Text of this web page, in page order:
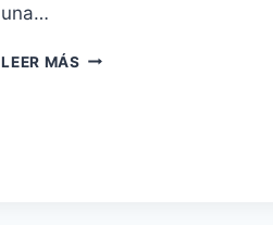
una…
LEER MÁS 12